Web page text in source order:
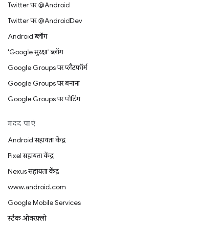
Twitter पर @Android
Twitter पर @AndroidDev
Android ब्लॉग
'Google सुरक्षा' ब्लॉग
Google Groups पर प्लैटफ़ॉर्म
Google Groups पर बनाना
Google Groups पर पोर्टिंग
मदद पाएं
Android सहायता केंद्र
Pixel सहायता केंद्र
Nexus सहायता केंद्र
www.android.com
Google Mobile Services
स्टैक ओवरफ़्लो